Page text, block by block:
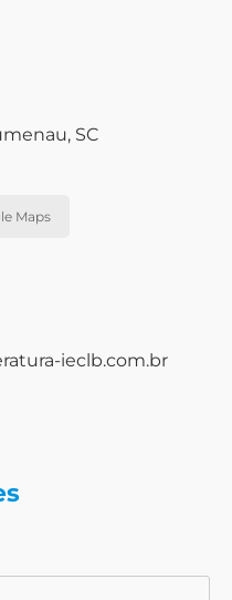
SC
Maps
ieclb.com.br